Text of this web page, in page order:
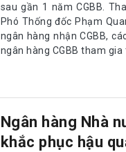
sau gần 1 năm CGBB.
Phó Thống đốc Phạm
ngân hàng nhận CGBB,
ngân hàng CGBB tham
Ngân hàng Nhà
khắc phục hậu